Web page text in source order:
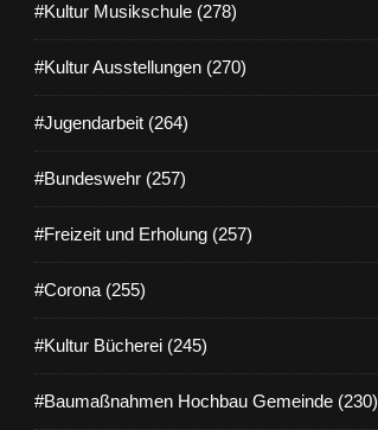
#Kultur Musikschule (278)
#Kultur Ausstellungen (270)
#Jugendarbeit (264)
#Bundeswehr (257)
#Freizeit und Erholung (257)
#Corona (255)
#Kultur Bücherei (245)
#Baumaßnahmen Hochbau Gemeinde (230)